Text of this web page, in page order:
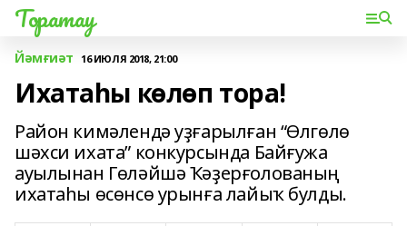
Торатау
Йәмғиәт 16 ИЮЛЯ 2018, 21:00
Ихатаһы көлөп тора!
Район кимәлендә уҙғарылған “Өлгөлө
шәхси ихата” конкурсында Байғужа
ауылынан Гөләйшә Ҡәҙерғолованың
ихатаһы өсөнсө урынға лайыҡ булды.